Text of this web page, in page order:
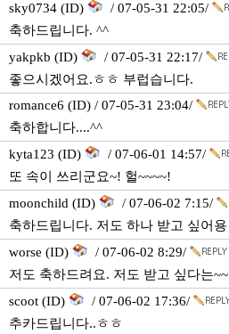
sky0734 (ID)
/ 07-05-31 22:05/
축하드립니다. ^^
yakpkb (ID)
/ 07-05-31 22:17/
좋으시겠어요.ㅎㅎ 부럽습니다.
romance6 (ID) / 07-05-31 23:04/
축하합니다....^^
kyta123 (ID)
/ 07-06-01 14:57/
또 속이 쓰리군요~! 헐~~~~!
moonchild (ID)
/ 07-06-02 7:15/
축하드립니다. 저도 하나 받고 싶어용
worse (ID)
/ 07-06-02 8:29/
저도 축하드려요. 저도 받고 싶다는~~
scoot (ID)
/ 07-06-02 17:36/
추카드립니다..ㅎㅎ